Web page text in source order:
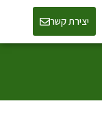
יצירת קשר